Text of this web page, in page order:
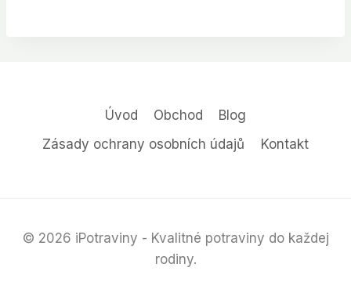
Úvod Obchod
Blog
Zásady ochrany osobních údajů
Kontakt
© 2026 iPotraviny - Kvalitné potraviny do každej
rodiny.